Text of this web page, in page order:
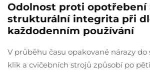
Odolnost proti opotřebení
strukturální integrita při
každodenním používání
V průběhu času opakované nárazy do
klik a cvičebních strojů způsobí po